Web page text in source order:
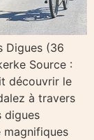
Digues (36
Source :
découvrir le
à travers
digues
magnifiques